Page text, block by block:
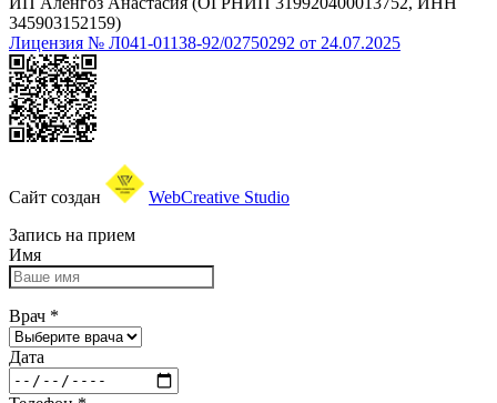
345903152159)
Лицензия № Л041-01138-92/02750292 от 24.07.2025
Сайт создан
WebCreative Studio
Запись на прием
Имя
Врач *
Дата